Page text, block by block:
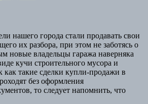
нашего города стали продавать свои
их разбора, при этом не заботясь о
новые владельцы гаража наверняка
кучи строительного мусора и
как такие сделки купли-продажи в
без оформления
то следует напомнить, что